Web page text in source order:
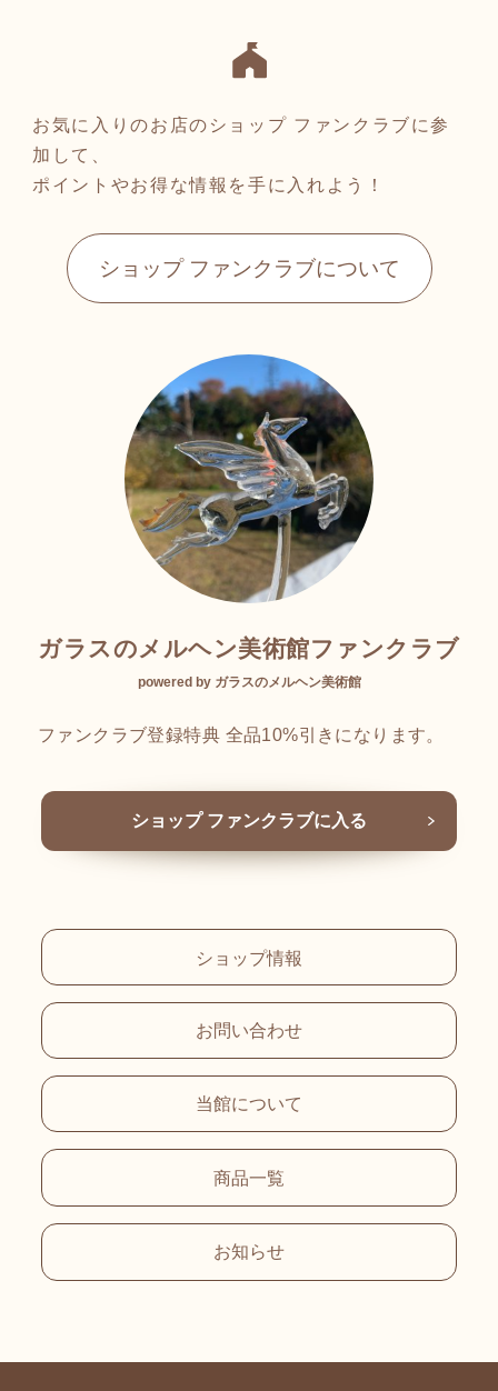
お気に入りのお店のショップ ファンクラブに参
加して、
ポイントやお得な情報を手に入れよう！
ショップ ファンクラブについて
ガラスのメルヘン美術館ファンクラブ
powered by ガラスのメルヘン美術館
ファンクラブ登録特典 全品10%引きになります。
ショップ ファンクラブに入る
ショップ情報
お問い合わせ
当館について
商品一覧
お知らせ